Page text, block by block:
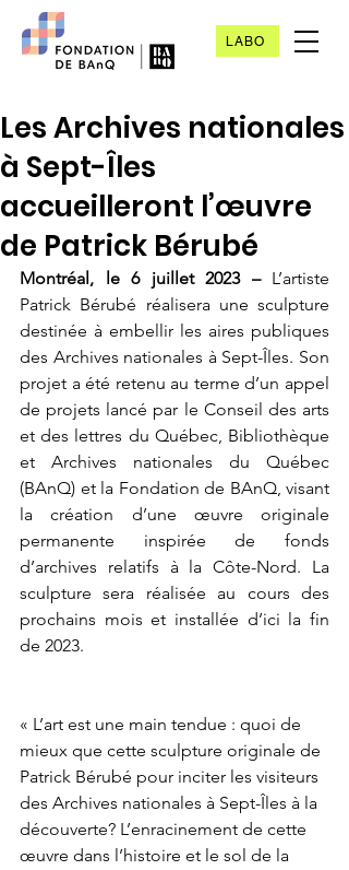
LABO
Les Archives nationales
à Sept-Îles
accueilleront l’œuvre
de Patrick Bérubé
Montréal, le 6 juillet 2023 – L’artiste
Patrick Bérubé réalisera une sculpture
destinée à embellir les aires publiques
des Archives nationales à Sept-Îles. Son
projet a été retenu au terme d’un appel
de projets lancé par le Conseil des arts
et des lettres du Québec, Bibliothèque
et Archives nationales du Québec
(BAnQ) et la Fondation de BAnQ, visant
la création d’une œuvre originale
permanente inspirée de fonds
d’archives relatifs à la Côte-Nord. La
sculpture sera réalisée au cours des
prochains mois et installée d’ici la fin
de 2023.
« L’art est une main tendue : quoi de
mieux que cette sculpture originale de
Patrick Bérubé pour inciter les visiteurs
des Archives nationales à Sept-Îles à la
découverte? L’enracinement de cette
œuvre dans l’histoire et le sol de la